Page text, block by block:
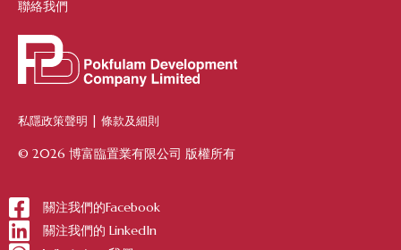
聯絡我們
私隱政策聲明 條款及細則
© 2026 博富臨置業有限公司 版權所有
關注我們的Facebook
關注我們的 LinkedIn